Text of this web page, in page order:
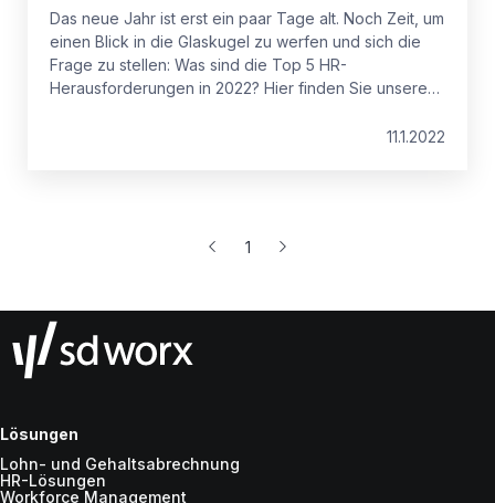
Das neue Jahr ist erst ein paar Tage alt. Noch Zeit, um
einen Blick in die Glaskugel zu werfen und sich die
Frage zu stellen: Was sind die Top 5 HR-
Herausforderungen in 2022? Hier finden Sie unsere
11.1.2022
1
Lösungen
Lohn- und Gehaltsabrechnung
HR-Lösungen
Workforce Management